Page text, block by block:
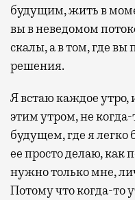
будущим, жить в
вы в неведомом
скалы, а в том, где
решения.
Я встаю каждое утро,
этим утром, не
будущем, где я легко
ее просто делаю, как
нужно только мне,
Потому что когда-то